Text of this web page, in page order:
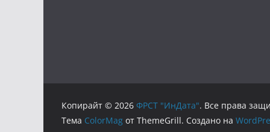
Копирайт © 2026 ФРСТ "ИнДата". Все права
Тема ColorMag от ThemeGrill. Создано на